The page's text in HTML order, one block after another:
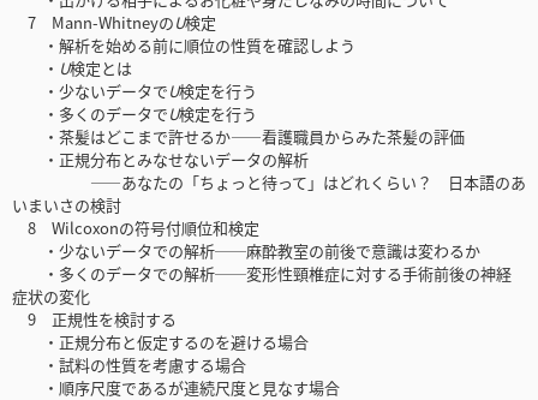
7 Mann-WhitneyのU検定
・解析を始める前に順位の性質を確認しよう
・ U検定とは
・少ないデータでU検定を行う
・多くのデータでU検定を行う
・茶髪はどこまで許せるか――看護職員からみた茶髪の評価
・正規分布とみなせないデータの解析
――あなたの「ちょっと待って」はどれくらい？ 日本語のあ
いまいさの検討
8 Wilcoxonの符号付順位和検定
・少ないデータでの解析──麻酔教室の前後で意識は変わるか
・多くのデータでの解析──変形性頸椎症に対する手術前後の神経
症状の変化
9 正規性を検討する
・正規分布と仮定するのを避ける場合
・試料の性質を考慮する場合
・順序尺度であるが連続尺度と見なす場合